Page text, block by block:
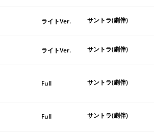
ライトVer. サントラ(劇伴)
ライトVer. サントラ(劇伴)
Full サントラ(劇伴)
Full サントラ(劇伴)